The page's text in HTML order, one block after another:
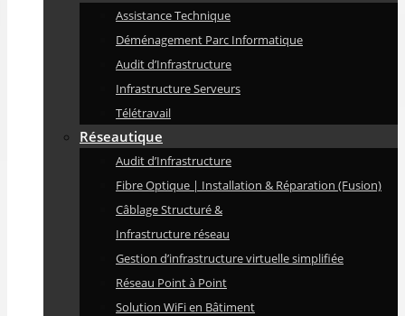
Assistance Technique
Déménagement Parc Informatique
Audit d’Infrastructure
Infrastructure Serveurs
Télétravail
Réseautique
Audit d’Infrastructure
Fibre Optique | Installation & Réparation (Fusion)
Câblage Structuré &
Infrastructure réseau
Gestion d’infrastructure virtuelle simplifiée
Réseau Point à Point
Solution WiFi en Bâtiment